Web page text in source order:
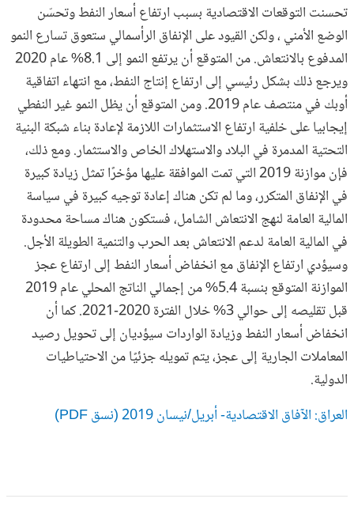
تحسنت التوقعات الاقتصادية بسبب ارتفاع أسعار النفط وتحسّن
الوضع الأمني ​​، ولكن القيود على الإنفاق الرأسمالي ستعوق تسارع النمو
المدفوع بالانتعاش. من المتوقع أن يرتفع النمو إلى 8.1% عام 2020
ويرجع ذلك بشكل رئيسي إلى ارتفاع إنتاج النفط، مع انتهاء اتفاقية
أوبك في منتصف عام 2019. ومن المتوقع أن يظل النمو غير النفطي
إيجابيا على خلفية ارتفاع الاستثمارات اللازمة لإعادة بناء شبكة البنية
التحتية المدمرة في البلاد والاستهلاك الخاص والاستثمار. ومع ذلك،
فإن موازنة 2019 التي تمت الموافقة عليها مؤخرًا تمثل زيادة كبيرة
في الإنفاق المتكرر، وما لم تكن هناك إعادة توجيه كبيرة في سياسة
المالية العامة لنهج الانتعاش الشامل، فستكون هناك مساحة محدودة
في المالية العامة لدعم الانتعاش بعد الحرب والتنمية الطويلة الأجل.
وسيؤدي ارتفاع الإنفاق مع انخفاض أسعار النفط إلى ارتفاع عجز
الموازنة المتوقع بنسبة 5.4% من إجمالي الناتج المحلي عام 2019
قبل تقليصه إلى حوالي 3% خلال الفترة 2020-2021. كما أن
انخفاض أسعار النفط وزيادة الواردات سيؤديان إلى تحويل رصيد
المعاملات الجارية إلى عجز، يتم تمويله جزئيًا من الاحتياطيات
الدولية.
العراق: الآفاق الاقتصادية- أبريل/نيسان 2019 (نسق PDF)